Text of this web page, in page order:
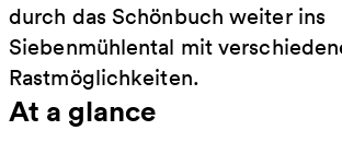
durch das Schönbuch weiter ins
Siebenmühlental mit
Rastmöglichkeiten.
At a glance